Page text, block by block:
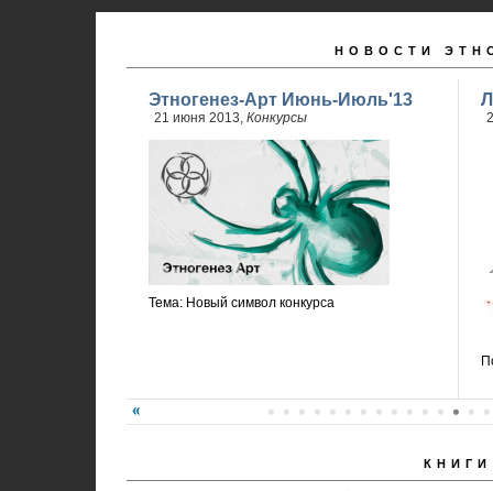
НОВОСТИ
Этногенез-Арт Июнь-Июль'13
21 июня 2013, Конкурсы
Тема: Новый символ конкурса
КНИГИ